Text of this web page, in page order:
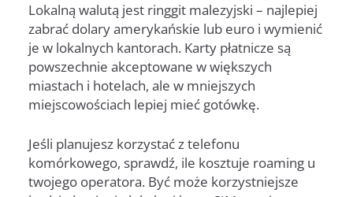
Lokalną walutą jest ringgit malezyjski – najlepiej
zabrać dolary amerykańskie lub euro i wymienić
je w lokalnych kantorach. Karty płatnicze są
powszechnie akceptowane w większych
miastach i hotelach, ale w mniejszych
miejscowościach lepiej mieć gotówkę.
Jeśli planujesz korzystać z telefonu
komórkowego, sprawdź, ile kosztuje roaming u
twojego operatora. Być może korzystniejsze